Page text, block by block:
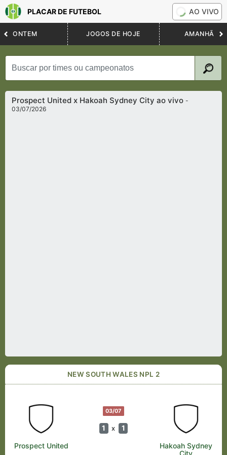
PLACAR DE FUTEBOL AO VIVO
ONTEM JOGOS DE HOJE AMANHÃ
Prospect United x Hakoah Sydney City ao vivo-
03/07/2026
NEW SOUTH WALES NPL 2
03/07
1 x 1
Prospect United
Hakoah Sydney
City